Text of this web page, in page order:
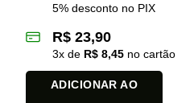
5% desconto no PIX
R$ 23,90
3x de R$ 8,45 no cartão
ADICIONAR AO